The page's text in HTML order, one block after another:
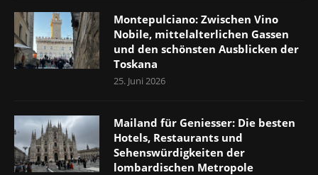
Montepulciano: Zwischen Vino
Nobile, mittelalterlichen Gassen
und den schönsten Ausblicken der
Toskana
25. Juni 2026
Mailand für Geniesser: Die besten
Hotels, Restaurants und
Sehenswürdigkeiten der
lombardischen Metropole